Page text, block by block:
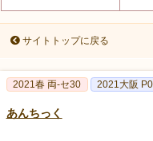
サイトトップに戻る
2021春 両-セ30 2021大阪
あんちっく